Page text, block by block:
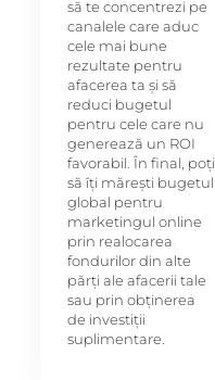
să te concentrezi pe
canalele care aduc
cele mai bune
rezultate pentru
afacerea ta și să
reduci bugetul
pentru cele care nu
generează un ROI
favorabil. În final, poți
să îți mărești bugetul
global pentru
marketingul online
prin realocarea
fondurilor din alte
părți ale afacerii tale
sau prin obținerea
de investiții
suplimentare.